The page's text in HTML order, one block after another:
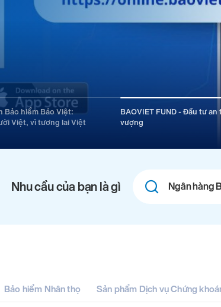
Bảo hiểm Bảo Việt:
Việt, vì tương lai Việt
BAOVIET FUND - Đầu tư
vượng
Nhu cầu của bạn là gì
fields
Bảo hiểm Nhân thọ Sản phẩm Dịch vụ Chứng